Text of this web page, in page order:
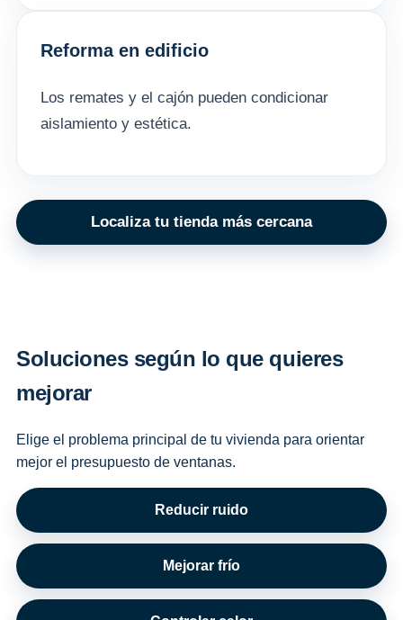
Reforma en edificio
Los remates y el cajón pueden condicionar
aislamiento y estética.
Localiza tu tienda más cercana
Soluciones según lo que quieres
mejorar
Elige el problema principal de tu vivienda para orientar
mejor el presupuesto de ventanas.
Reducir ruido
Mejorar frío